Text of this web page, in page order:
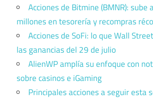
Acciones de Bitmine (BMNR): sube
millones en tesorería y recompras
Acciones de SoFi: lo que Wall
las ganancias del 29 de julio
AlienWP amplía su enfoque con
sobre casinos e iGaming
Principales acciones a seguir esta